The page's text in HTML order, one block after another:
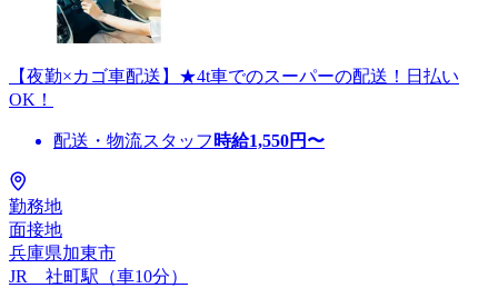
【夜勤×カゴ車配送】★4t車でのスーパーの配送！日払い
OK！
配送・物流スタッフ 時給1,550円〜
勤務地
面接地
兵庫県加東市
JR 社町駅（車10分）